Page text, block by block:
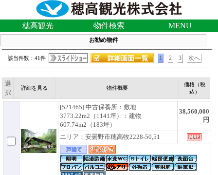
穂高観光 物件検索 MENU
お勧め物件
該当件数：41件 1 2 3 次へ
選
択
詳細を見る 物件概要
価格（税
込）
[521465] 中古保養所：敷地
3773.22m2（1141坪）：建物
607.74m2（183坪）
38,560,000
円
エリア：安曇野市穂高牧2228-50,51